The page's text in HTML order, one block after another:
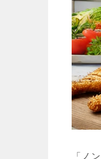
「ノ